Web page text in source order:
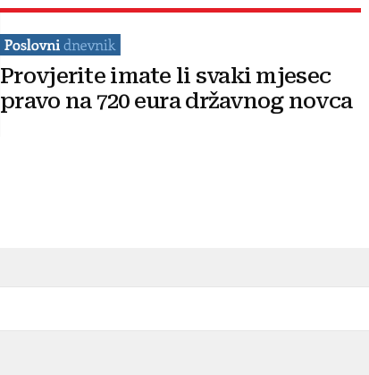
Provjerite imate li svaki mjesec
pravo na 720 eura državnog novca